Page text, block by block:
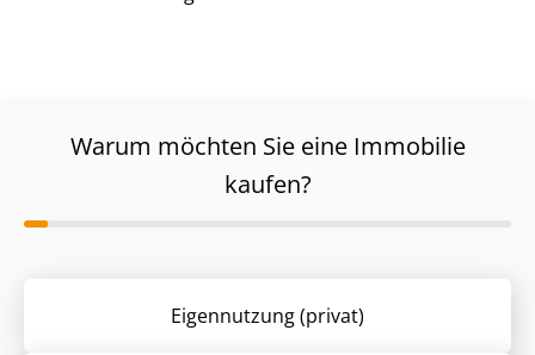
Warum möchten Sie eine Immobilie
kaufen?
Eigennutzung (privat)